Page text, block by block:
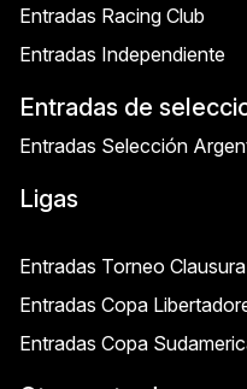
Entradas Racing Club
Entradas Independiente
Entradas de
Entradas Selección
Ligas
Entradas Torneo
Entradas Copa
Entradas Copa